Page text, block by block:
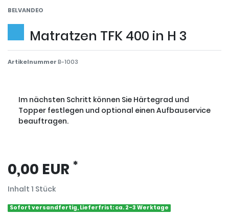
BELVANDEO
Matratzen TFK 400 in H 3
ArtikelnummerB-1003
Im nächsten Schritt können Sie Härtegrad und
Topper festlegen und optional einen Aufbauservice
beauftragen.
0,00 EUR *
Inhalt 1 Stück
Sofort versandfertig, Lieferfrist: ca. 2-3 Werktage